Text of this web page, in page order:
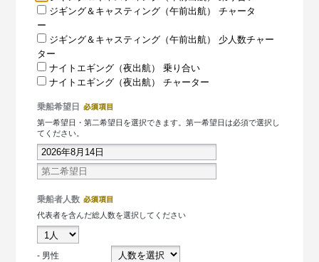
ジギング＆キャスティング（午前出航） チャータ
ー
ジギング＆キャスティング（午前出航） 少人数チャー
ター
ナイトエギング（夜出航） 乗り合い
ナイトエギング（夜出航） チャーター
乗船希望日
第一希望日・第二希望日を選択できます。第一希望日は必須で選択し
てください。
乗船者人数
代表者を含んだ総人数を選択してください
- 男性